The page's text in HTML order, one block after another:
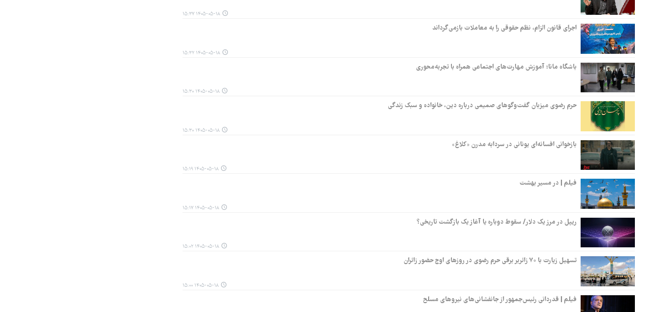
۱۴۰۵-۰۵-۱۸ ۱۵:۳۷
اجرای قانون الزام، نظم حقوقی را به معاملات بازمی‌گرداند
۱۴۰۵-۰۵-۱۸ ۱۵:۳۲
باشگاه مانا؛ آموزش مهارت‌های اجتماعی همراه با تجربه‌محوری
۱۴۰۵-۰۵-۱۸ ۱۵:۳۰
حرم رضوی میزبان گفت‌وگوهای صمیمی درباره دین، خانواده و سبک زندگی
۱۴۰۵-۰۵-۱۸ ۱۵:۳۰
بازخوانی افسانه‌ای یونانی در سردابه مدرن «کلاغ»
۱۴۰۵-۰۵-۱۸ ۱۵:۱۹
فیلم | در مسیر بهشت
۱۴۰۵-۰۵-۱۸ ۱۵:۱۷
ریپل در مرز یک دلار/ سقوط دوباره یا آغاز یک بازگشت تاریخی؟
۱۴۰۵-۰۵-۱۸ ۱۵:۰۲
تسهیل زیارت با ۷۰ زائربر برقی حرم رضوی در روزهای اوج حضور زائران
۱۴۰۵-۰۵-۱۸ ۱۵:۰۰
فیلم | قدردانی رئیس‌جمهور از جانفشانی‌های نیروهای مسلح